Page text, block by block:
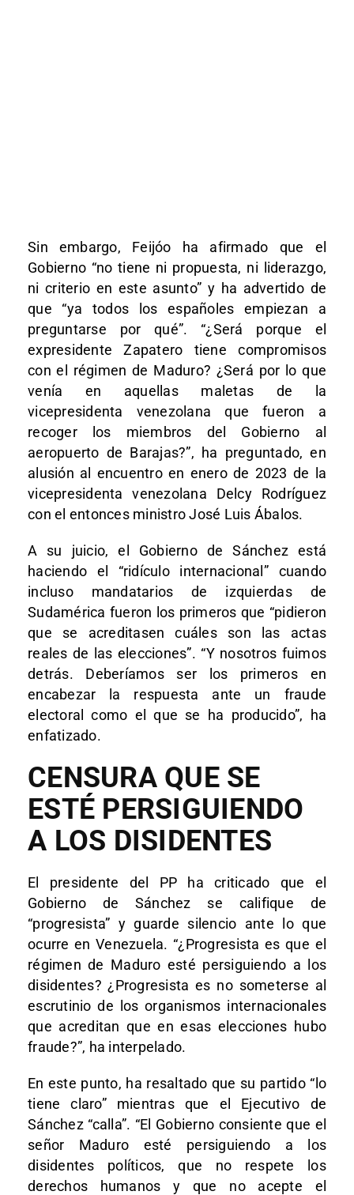
Sin embargo, Feijóo ha afirmado que el
Gobierno “no tiene ni propuesta, ni liderazgo,
ni criterio en este asunto” y ha advertido de
que “ya todos los españoles empiezan a
preguntarse por qué”. “¿Será porque el
expresidente Zapatero tiene compromisos
con el régimen de Maduro? ¿Será por lo que
venía en aquellas maletas de la
vicepresidenta venezolana que fueron a
recoger los miembros del Gobierno al
aeropuerto de Barajas?”, ha preguntado, en
alusión al encuentro en enero de 2023 de la
vicepresidenta venezolana Delcy Rodríguez
con el entonces ministro José Luis Ábalos.
A su juicio, el Gobierno de Sánchez está
haciendo el “ridículo internacional” cuando
incluso mandatarios de izquierdas de
Sudamérica fueron los primeros que “pidieron
que se acreditasen cuáles son las actas
reales de las elecciones”. “Y nosotros fuimos
detrás. Deberíamos ser los primeros en
encabezar la respuesta ante un fraude
electoral como el que se ha producido”, ha
enfatizado.
CENSURA QUE SE
ESTÉ PERSIGUIENDO
A LOS DISIDENTES
El presidente del PP ha criticado que el
Gobierno de Sánchez se califique de
“progresista” y guarde silencio ante lo que
ocurre en Venezuela. “¿Progresista es que el
régimen de Maduro esté persiguiendo a los
disidentes? ¿Progresista es no someterse al
escrutinio de los organismos internacionales
que acreditan que en esas elecciones hubo
fraude?”, ha interpelado.
En este punto, ha resaltado que su partido “lo
tiene claro” mientras que el Ejecutivo de
Sánchez “calla”. “El Gobierno consiente que el
señor Maduro esté persiguiendo a los
disidentes políticos, que no respete los
derechos humanos y que no acepte el